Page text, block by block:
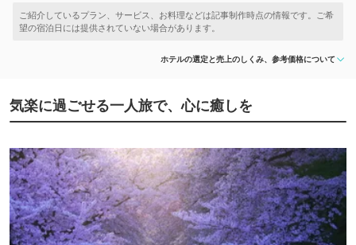
ホテルの選定と売上のしくみ、参考価格について
気楽に過ごせる一人旅で、心に癒しを